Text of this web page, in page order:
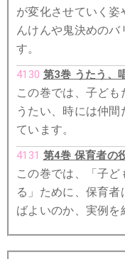
が変化させていく姿
んけんや鬼決めのバ
す。
4130 第3巻 うたう、
この巻では、子ど
うたい、時には仲
ています。
4131 第4巻 保育者の
この巻では、「子
る」ために、保育
ばよいのか、実例を